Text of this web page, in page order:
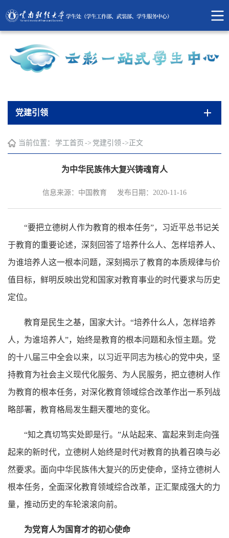
党建引领
当前位置： 学工首页 -> 党建引领 -> 正文
为中华民族伟大复兴铸魂育人
信息来源：中国教育 发布日期：2020-11-16
“要把立德树人作为教育的根本任务”，习近平总书记关
于教育的重要论述，深刻回答了培养什么人、怎样培养人、
为谁培养人这一根本问题，深刻揭示了教育的本质规律与价
值目标，鲜明反映出党和国家对教育事业的时代要求与历史
定位。
教育是民生之基，国家大计。 “培养什么人，怎样培养
人，为谁培养人”，始终是教育的根本问题和永恒主题。党
的十八届三中全会以来，以习近平同志为核心的党中央，坚
持教育为社会主义现代化服务、为人民服务，把立德树人作
为教育的根本任务，对深化教育领域综合改革作出一系列战
略部署，教育格局发生翻天覆地的变化。
“知之真切笃实处即是行。”从站起来、富起来到走向强
起来的新时代，立德树人始终是时代对教育的执着召唤与必
然要求。面向中华民族伟大复兴的历史使命，坚持立德树人
根本任务，全面深化教育领域综合改革，正汇聚成强大的力
量，推动历史的车轮滚滚向前。
为党育人为国育才的初心使命